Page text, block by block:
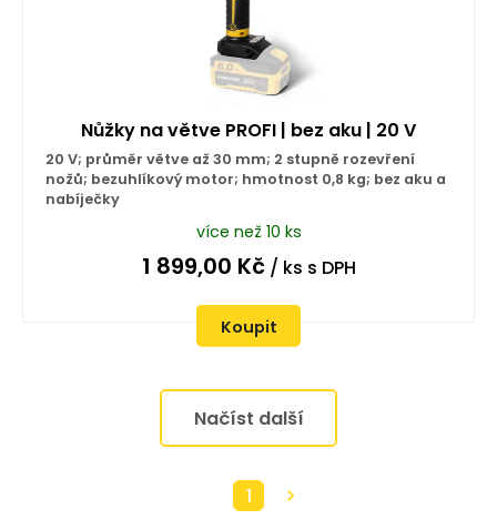
Nůžky na větve PROFI | bez aku | 20 V
20 V; průměr větve až 30 mm; 2 stupně rozevření
nožů; bezuhlíkový motor; hmotnost 0,8 kg; bez aku a
nabíječky
více než 10 ks
1 899,00 Kč/ ks s DPH
Koupit
Načíst další
1